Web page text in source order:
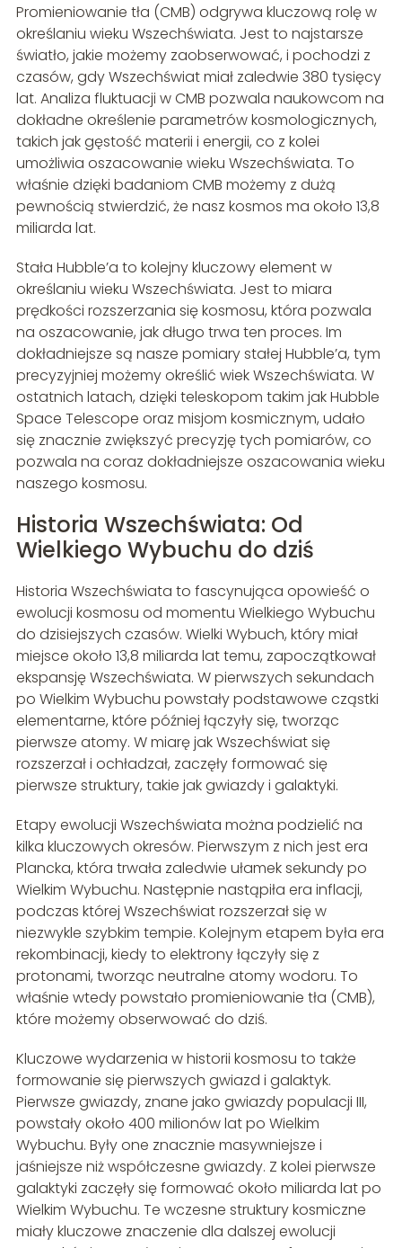
Promieniowanie tła (CMB) odgrywa kluczową rolę w
określaniu wieku Wszechświata. Jest to najstarsze
światło, jakie możemy zaobserwować, i pochodzi z
czasów, gdy Wszechświat miał zaledwie 380 tysięcy
lat. Analiza fluktuacji w CMB pozwala naukowcom na
dokładne określenie parametrów kosmologicznych,
takich jak gęstość materii i energii, co z kolei
umożliwia oszacowanie wieku Wszechświata. To
właśnie dzięki badaniom CMB możemy z dużą
pewnością stwierdzić, że nasz kosmos ma około 13,8
miliarda lat.
Stała Hubble’a to kolejny kluczowy element w
określaniu wieku Wszechświata. Jest to miara
prędkości rozszerzania się kosmosu, która pozwala
na oszacowanie, jak długo trwa ten proces. Im
dokładniejsze są nasze pomiary stałej Hubble’a, tym
precyzyjniej możemy określić wiek Wszechświata. W
ostatnich latach, dzięki teleskopom takim jak Hubble
Space Telescope oraz misjom kosmicznym, udało
się znacznie zwiększyć precyzję tych pomiarów, co
pozwala na coraz dokładniejsze oszacowania wieku
naszego kosmosu.
Historia Wszechświata: Od
Wielkiego Wybuchu do dziś
Historia Wszechświata to fascynująca opowieść o
ewolucji kosmosu od momentu Wielkiego Wybuchu
do dzisiejszych czasów. Wielki Wybuch, który miał
miejsce około 13,8 miliarda lat temu, zapoczątkował
ekspansję Wszechświata. W pierwszych sekundach
po Wielkim Wybuchu powstały podstawowe cząstki
elementarne, które później łączyły się, tworząc
pierwsze atomy. W miarę jak Wszechświat się
rozszerzał i ochładzał, zaczęły formować się
pierwsze struktury, takie jak gwiazdy i galaktyki.
Etapy ewolucji Wszechświata można podzielić na
kilka kluczowych okresów. Pierwszym z nich jest era
Plancka, która trwała zaledwie ułamek sekundy po
Wielkim Wybuchu. Następnie nastąpiła era inflacji,
podczas której Wszechświat rozszerzał się w
niezwykle szybkim tempie. Kolejnym etapem była era
rekombinacji, kiedy to elektrony łączyły się z
protonami, tworząc neutralne atomy wodoru. To
właśnie wtedy powstało promieniowanie tła (CMB),
które możemy obserwować do dziś.
Kluczowe wydarzenia w historii kosmosu to także
formowanie się pierwszych gwiazd i galaktyk.
Pierwsze gwiazdy, znane jako gwiazdy populacji III,
powstały około 400 milionów lat po Wielkim
Wybuchu. Były one znacznie masywniejsze i
jaśniejsze niż współczesne gwiazdy. Z kolei pierwsze
galaktyki zaczęły się formować około miliarda lat po
Wielkim Wybuchu. Te wczesne struktury kosmiczne
miały kluczowe znaczenie dla dalszej ewolucji